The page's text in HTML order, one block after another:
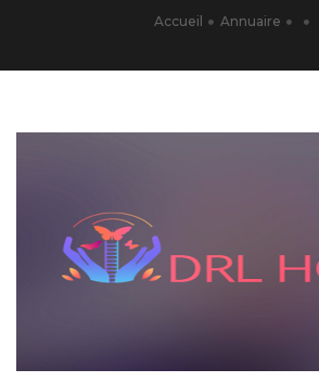
Accueil Annuaire